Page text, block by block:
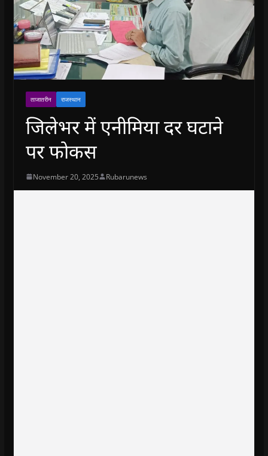
ताजातरीन राजस्थान
जिलेभर में एनीमिया दर घटाने
पर फोकस
November 20, 2025 Rubarunews